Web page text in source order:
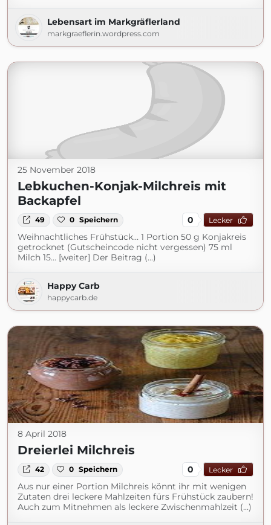
Lebensart im Markgräflerland
markgraeflerin.wordpress.com
25 November 2018
Lebkuchen-Konjak-Milchreis mit
Backapfel
49 0 Speichern 0 Lecker
Weihnachtliches Frühstück… 1 Portion 50 g Konjakreis
getrocknet (Gutscheincode nicht vergessen) 75 ml
Milch 15... [weiter] Der Beitrag (...)
Happy Carb
happycarb.de
8 April 2018
Dreierlei Milchreis
42 0 Speichern 0 Lecker
Aus nur einer Portion Milchreis könnt ihr mit wenigen
Zutaten drei leckere Mahlzeiten fürs Frühstück zaubern!
Auch zum Mitnehmen als leckere Zwischenmahlzeit (...)